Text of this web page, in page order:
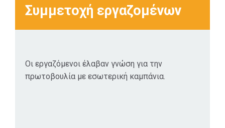
Συμμετοχή εργαζομένων
Οι εργαζόμενοι έλαβαν γνώση για την
πρωτοβουλία με εσωτερική καμπάνια.